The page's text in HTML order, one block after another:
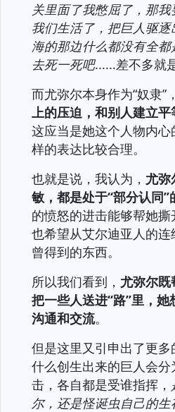
关里面了我憋屈了，那
我们生活了，把巨人驱
海的那边什么都没有全
去死一死吧......差不多就
而尤弥尔本身作为“奴隶”，
上的压迫，和别人建立平
这应当是她这个人物内
样的表达比较合理。
也就是说，我认为， 尤弥
敏，都是处于“部分认同”
的愤怒的进击能够帮她
也希望从艾尔迪亚人的
曾得到的东西。
所以我们看到， 尤弥尔既
把一些人送进“路”里，
沟通和交流。
但是这里又引申出了更
什么创生出来的巨人会
击，各自都是受谁指挥，
尔，还是怪诞虫自己的生